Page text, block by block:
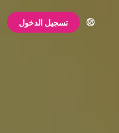
تسجيل الدخول